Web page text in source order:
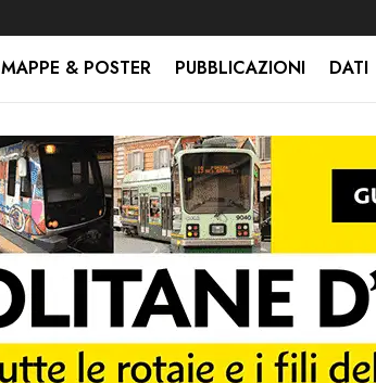
MAPPE & POSTER PUBBLICAZIONI DATI